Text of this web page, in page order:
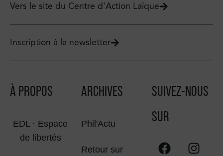
Vers le site du Centre d'Action Laïque
Inscription à la newsletter
À PROPOS
EDL · Espace
de libertés
ARCHIVES
Phil'Actu
Retour sur
SUIVEZ-NOUS
SUR